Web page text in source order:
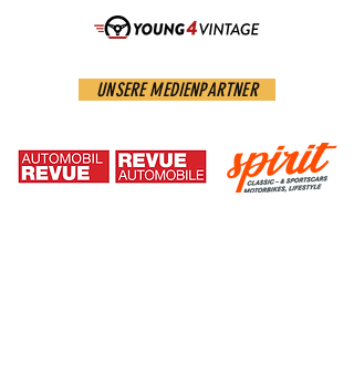
UNSERE MEDIENPARTNER